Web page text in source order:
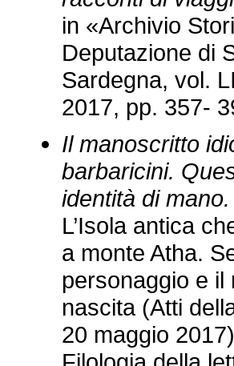
in «Archivio
Deputazione di
Sardegna, vol.
2017, pp. 357-
Il manoscritto
barbaricini.
identità di
L’Isola antica
a monte Atha.
personaggio e il
nascita (Atti
20 maggio